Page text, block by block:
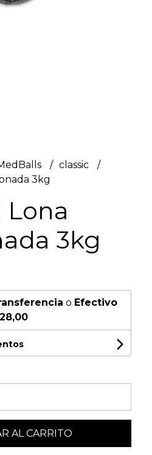
classic
3kg
Lona
3kg
o Efectivo
AL CARRITO